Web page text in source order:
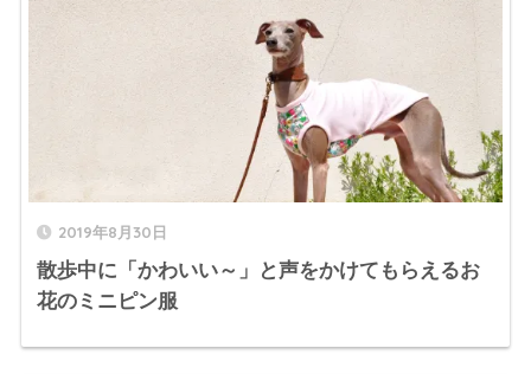
2019年8月30日
散歩中に「かわいい～」と声をかけてもらえるお
花のミニピン服